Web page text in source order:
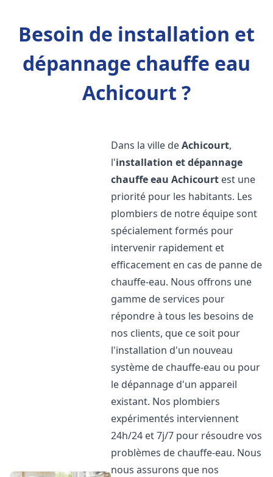
Besoin de installation et
dépannage chauffe eau
Achicourt ?
Dans la ville deAchicourt,
l'installation et dépannage
chauffe eau Achicourt est une
priorité pour les habitants. Les
plombiers de notre équipe sont
spécialement formés pour
intervenir rapidement et
efficacement en cas de panne de
chauffe-eau. Nous offrons une
gamme de services pour
répondre à tous les besoins de
nos clients, que ce soit pour
l'installation d'un nouveau
système de chauffe-eau ou pour
le dépannage d'un appareil
existant. Nos plombiers
expérimentés interviennent
24h/24 et 7j/7 pour résoudre vos
problèmes de chauffe-eau. Nous
nous assurons que nos